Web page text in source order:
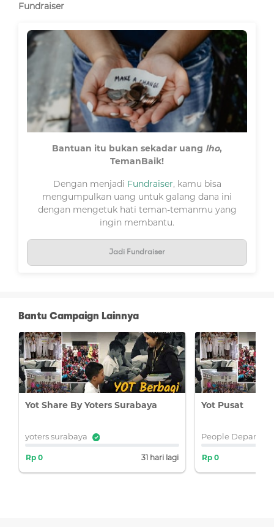
Fundraiser
Bantuan itu bukan sekadar uang lho,
TemanBaik!
Dengan menjadi Fundraiser, kamu bisa
mengumpulkan uang untuk galang dana ini
dengan mengetuk hati teman-temanmu yang
ingin membantu.
Jadi Fundraiser
Bantu Campaign Lainnya
Yot Share By Yoters Surabaya
yoters surabaya
Rp 0 31 hari lagi
Yot Pusat
People
Rp 0